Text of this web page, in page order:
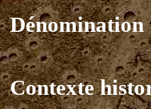
Contexte